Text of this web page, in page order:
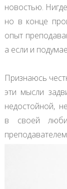
новостью.
но в конце
опыт
а если и
Признаюсь
эти мысли
недостойной,
в своей